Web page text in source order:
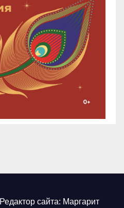
Редактор сайта: Маргарит